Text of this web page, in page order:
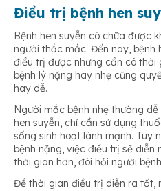
Điều trị bệnh hen
Bệnh hen suyễn có chữa được
người thắc mắc. Đến nay, bệnh
điều trị được nhưng cần có thời
bệnh lý nặng hay nhẹ cũng
hay dễ.
Người mắc bệnh nhẹ thường
hen suyễn, chỉ cần sử dụng
sống sinh hoạt lành mạnh. Tuy
bệnh nặng, việc điều trị sẽ diễn
thời gian hơn, đòi hỏi người
Để thời gian điều trị diễn ra tốt,